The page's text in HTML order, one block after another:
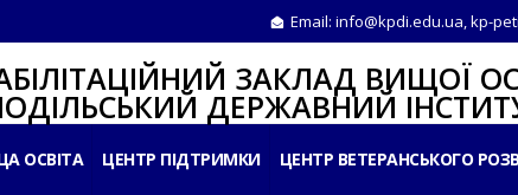
Email: info@kpdi.edu.ua,kp-
ЗАКЛАД ВИЩОЇ
ДЕРЖАВНИЙ
ОСВІТА ЦЕНТР ПІДТРИМКИ ЦЕНТР ВЕТЕРАНСЬКОГО